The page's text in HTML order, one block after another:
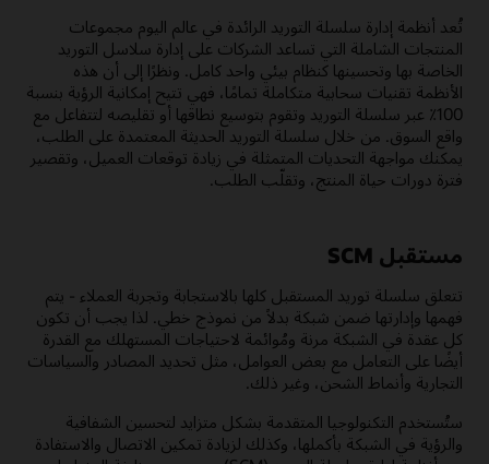
تُعد أنظمة إدارة سلسلة التوريد الرائدة في عالم اليوم مجموعات
المنتجات الشاملة التي تساعد الشركات على إدارة سلاسل التوريد
الخاصة بها وتحسينها كنظام بيئي واحد كامل. ونظرًا إلى أن هذه
الأنظمة تقنيات سحابية متكاملة تمامًا، فهي تتيح إمكانية الرؤية بنسبة
100٪ عبر سلسلة التوريد وتقوم بتوسيع نطاقها أو تقليصه لتتفاعل مع
واقع السوق. من خلال سلسلة التوريد الحديثة المعتمدة على الطلب،
يمكنك مواجهة التحديات المتمثلة في زيادة توقعات العميل، وتقصير
فترة دورات حياة المنتج، وتقلّب الطلب.
مستقبل SCM
تتعلق سلسلة توريد المستقبل كلها بالاستجابة وتجربة العملاء - يتم
فهمها وإدارتها ضمن شبكة بدلاً من نموذج خطي. لذا يجب أن تكون
كل عقدة في الشبكة مرنة ومُوائمة لاحتياجات المستهلك مع القدرة
أيضًا على التعامل مع بعض العوامل، مثل تحديد المصادر والسياسات
التجارية وأنماط الشحن، وغير ذلك.
ستُستخدم التكنولوجيا المتقدمة بشكل متزايد لتحسين الشفافية
والرؤية في الشبكة بأكملها، وكذلك لزيادة تمكين الاتصال والاستفادة